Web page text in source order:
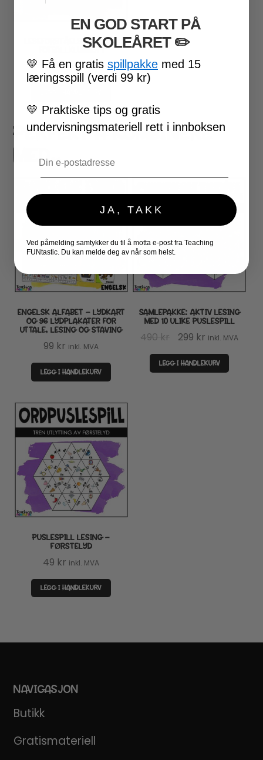
LESEFORSTÅELSE FAKTA –
FOTBALLKLUBBER 1
99 kr inkl. MVA
PERFEKT Å KOMBINERE
MED..
ENGELSK ALFABET – LYDKART
OG 96 LYDPLAKATER FOR
UTTALE, LESING OG STAVING
99 kr inkl. MVA
LEGG I HANDLEKURV
SAMLEPAKKE: AKTIV LESING
MED 10 ULIKE PUSLESPILL
490kr
Opprinnelig
pris
var:
299 kr Nåværende
pris
er:
inkl. MVA
LEGG I HANDLEKURV
PUSLESPILL LESING –
FØRSTELYD
49 kr inkl. MVA
LEGG I HANDLEKURV
NAVIGASJON
Butikk
Gratismateriell
EN GOD START PÅ
SKOLEÅRET​ ✏️
💛 Få en gratis spillpakke med 15
læringsspill (verdi 99 kr)
💛 Praktiske tips og gratis
undervisningsmateriell rett i innboksen
JA, TAKK
Ved påmelding samtykker du til å motta e-post fra Teaching
FUNtastic. Du kan melde deg av når som helst.